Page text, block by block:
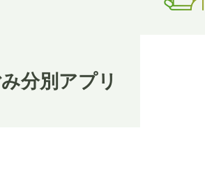
分別アプリ